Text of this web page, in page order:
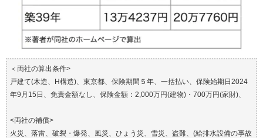
＜両社の算出条件>
戸建て(木造、H構造)、東京都、保険期間５年、一括払い、保険始期日2024
年9月15日、免責金額なし、保険金額：2,000万円(建物)・700万円(家財)、
<両社の補償>
火災、落雷、破裂・爆発、風災、ひょう災、雪災、盗難、(給排水設備の事故